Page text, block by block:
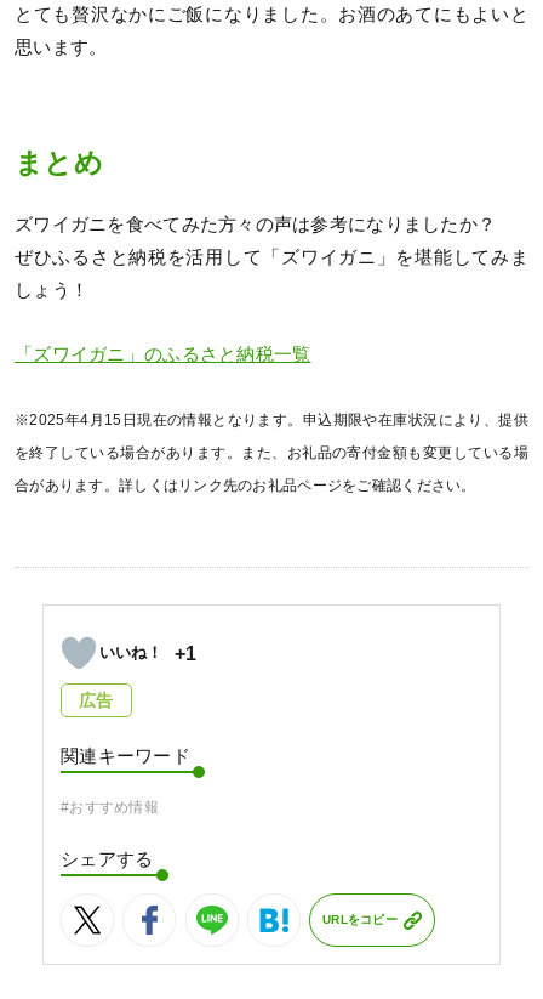
とても贅沢なかにご飯になりました。お酒のあてにもよいと
思います。
まとめ
ズワイガニを食べてみた方々の声は参考になりましたか？
ぜひふるさと納税を活用して「ズワイガニ」を堪能してみま
しょう！
「ズワイガニ」のふるさと納税一覧
※2025年4月15日現在の情報となります。申込期限や在庫状況により、提供
を終了している場合があります。また、お礼品の寄付金額も変更している場
合があります。詳しくはリンク先のお礼品ページをご確認ください。
+1
広告
関連キーワード
#おすすめ情報
シェアする
URLをコピー